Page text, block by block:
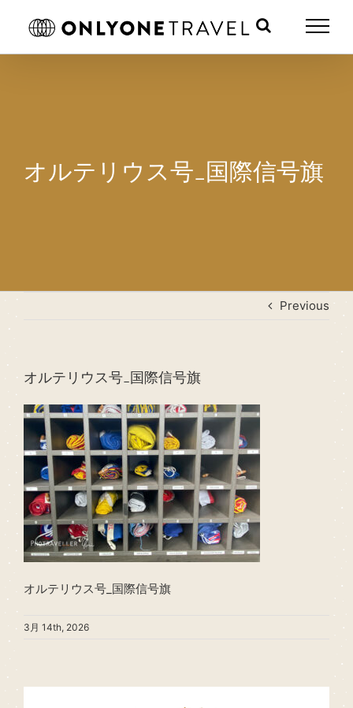
オルテリウス号_国際信号旗
Previous
オルテリウス号_国際信号旗
オルテリウス号_国際信号旗
3月 14th, 2026